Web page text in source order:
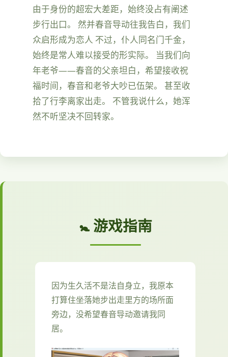
由于身份的超宏大差距，始终没占有阐述
步行出口。 然并春音导动往我告白，我们
众启形成为恋人 不过，仆人同名门千金，
始终是常人难以接受的形实际。 当我们向
年老爷——春音的父亲坦白，希望接收祝
福时间，春音和老爷大吵已伍架。 甚至收
拾了行李离家出走。 不管我说什么，她浑
然不听坚决不回转家。
🚼 游戏指南
因为生久活不是法自身立，我原本
打算住坐落她步出走里方的场所面
旁边，没希望春音导动邀请我同
居。